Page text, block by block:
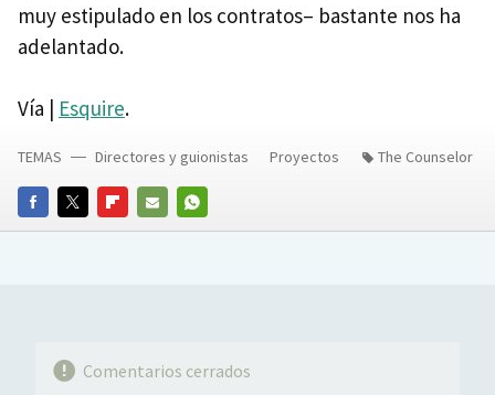
muy estipulado en los contratos– bastante nos ha
adelantado.
Vía | Esquire.
FACEBOOKTWITTERFLIPBOARD
E-
WHATSAPP
TEMAS Directores y guionistas Proyectos The Counselor
Comentarios cerrados